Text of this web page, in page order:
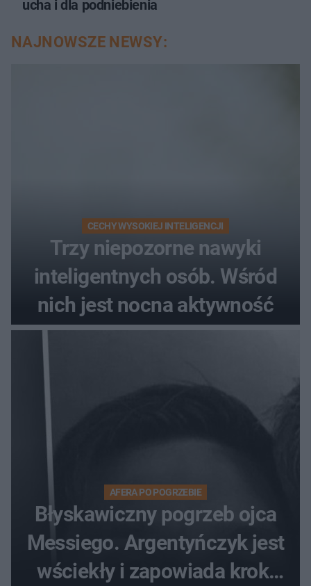
ucha i dla podniebienia
NAJNOWSZE NEWSY:
CECHY WYSOKIEJ INTELIGENCJI
Trzy niepozorne nawyki
inteligentnych osób. Wśród
nich jest nocna aktywność
AFERA PO POGRZEBIE
Błyskawiczny pogrzeb ojca
Messiego. Argentyńczyk jest
wściekły i zapowiada kroki